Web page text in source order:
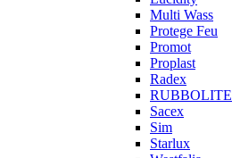
Multi Wass
Protege Feu
Promot
Proplast
Radex
RUBBOLITE
Sacex
Sim
Starlux